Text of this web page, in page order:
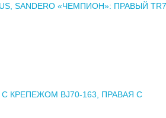
SANDERO «ЧЕМПИОН»: ПРАВЫЙ
КРЕПЕЖОМ BJ70-163, ПРАВАЯ С